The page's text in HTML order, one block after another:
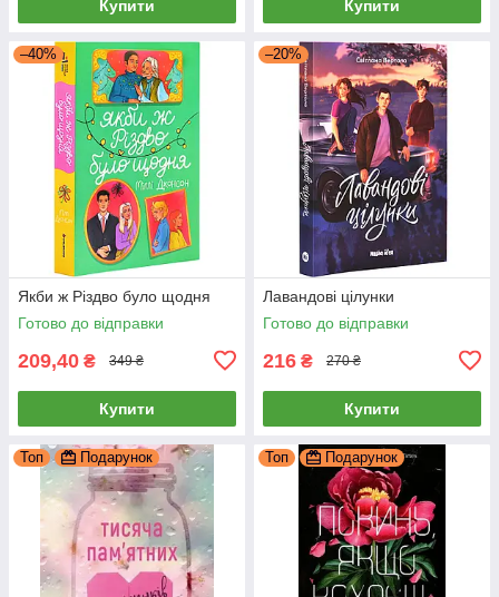
Купити Купити
–40%
Якби ж Різдво було щодня
Готово до відправки
209,40 ₴ 349 ₴
Купити
–20%
Лавандові цілунки
Готово до відправки
216 ₴ 270 ₴
Купити
Топ Подарунок Топ Подарунок